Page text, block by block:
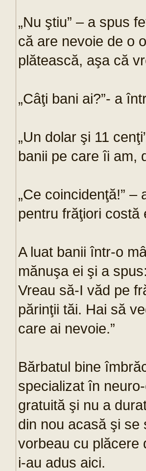
„Nu ştiu” – a spus
că are nevoie de o
plătească, aşa că
„Câţi bani ai?”- a
„Un dolar şi 11
banii pe care îi am,
„Ce coincidenţă!” –
pentru frăţiori costă
A luat banii într-o
mănuşa ei şi a
Vreau să-I văd pe
părinţii tăi. Hai să
care ai nevoie.”
Bărbatul bine
specializat în
gratuită şi nu a
din nou acasă şi se
vorbeau cu plăcere
i-au adus aici.